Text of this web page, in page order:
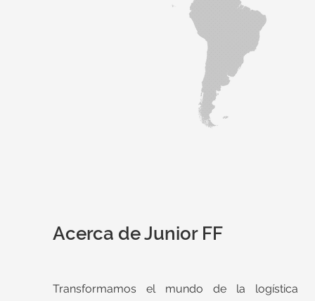
Acerca de Junior FF
Transformamos el mundo de la logística